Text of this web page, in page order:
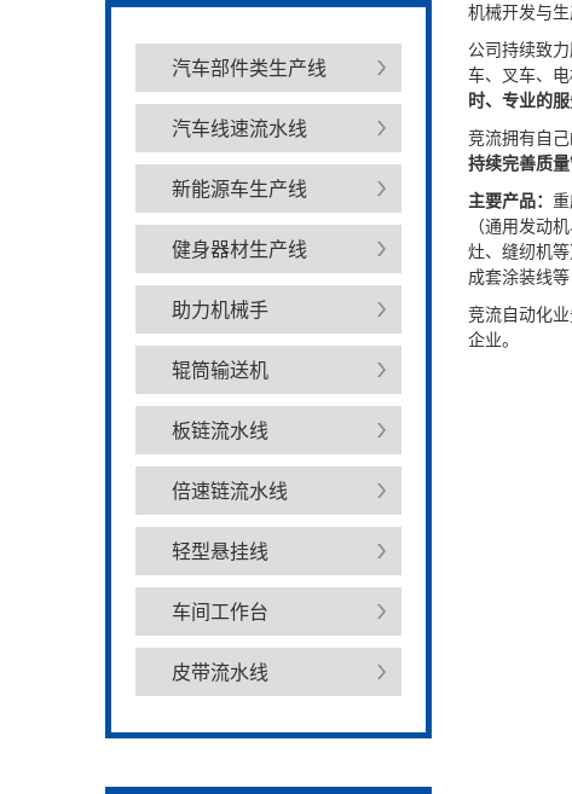
汽车部件类生产线
汽车线速流水线
新能源车生产线
健身器材生产线
助力机械手
辊筒输送机
板链流水线
倍速链流水线
轻型悬挂线
车间工作台
皮带流水线
机械开发与生
公司持续致
车、叉车、
时、专业的
竞流拥有自己
持续完善质量
主要产品：
（通用发动
灶、缝纫机
成套涂装线
竞流自动化业
企业。